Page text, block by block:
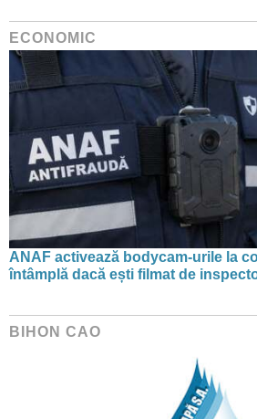
ECONOMIC
ANAF activează bodycam-urile la
întâmplă dacă ești filmat de
BIHON CAO